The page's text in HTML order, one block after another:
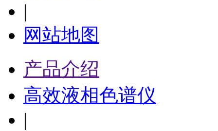
|
网站地图
产品介绍
高效液相色谱仪
|